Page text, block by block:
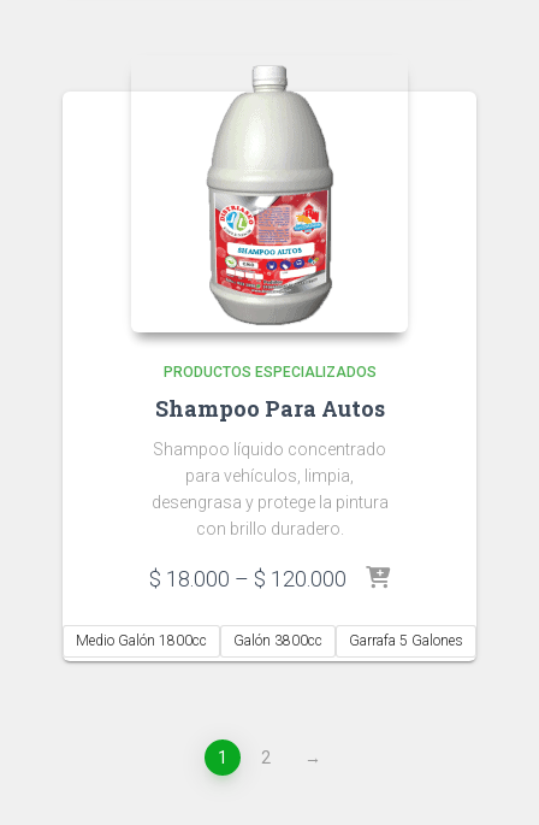
PRODUCTOS ESPECIALIZADOS
Shampoo Para Autos
Shampoo líquido concentrado
para vehículos, limpia,
desengrasa y protege la pintura
con brillo duradero.
$ 18.000 – $ 120.000 Price
$ 18.000
through
Medio Galón 1800cc Galón 3800cc Garrafa 5 Galones
1 2 →